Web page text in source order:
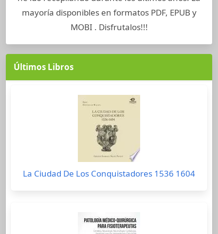
mayoría disponibles en formatos PDF, EPUB y
MOBI . Disfrutalos!!!
Últimos Libros
La Ciudad De Los Conquistadores 1536 1604